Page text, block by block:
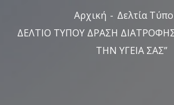
Αρχική
Δελτία
ΔΕΛΤΙΟ ΤΥΠΟΥ ΔΡΑΣΗ
ΤΗΝ ΥΓΕΙΑ ΣΑΣ”